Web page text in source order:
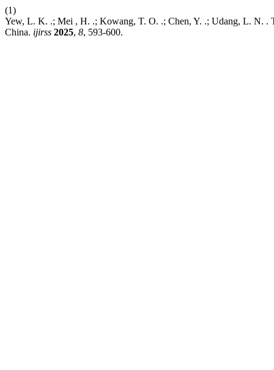
(1)
Yew, L. K. .; Mei , H. .; Kowang, T. O. .; Chen, Y. .; Udang, L. N. .
China. ijirss 2025, 8, 593-600.